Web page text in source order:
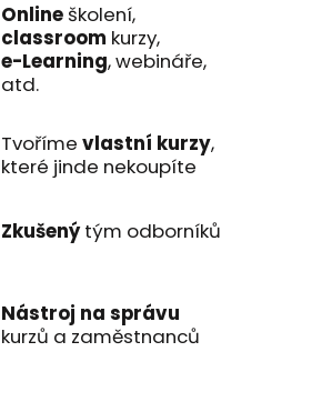
Onlineškolení,
classroom kurzy,
e-Learning, webináře,
atd.
Tvoříme vlastní kurzy,
které jinde nekoupíte
Zkušenýtým odborníků
Nástroj na správu
kurzů a zaměstnanců